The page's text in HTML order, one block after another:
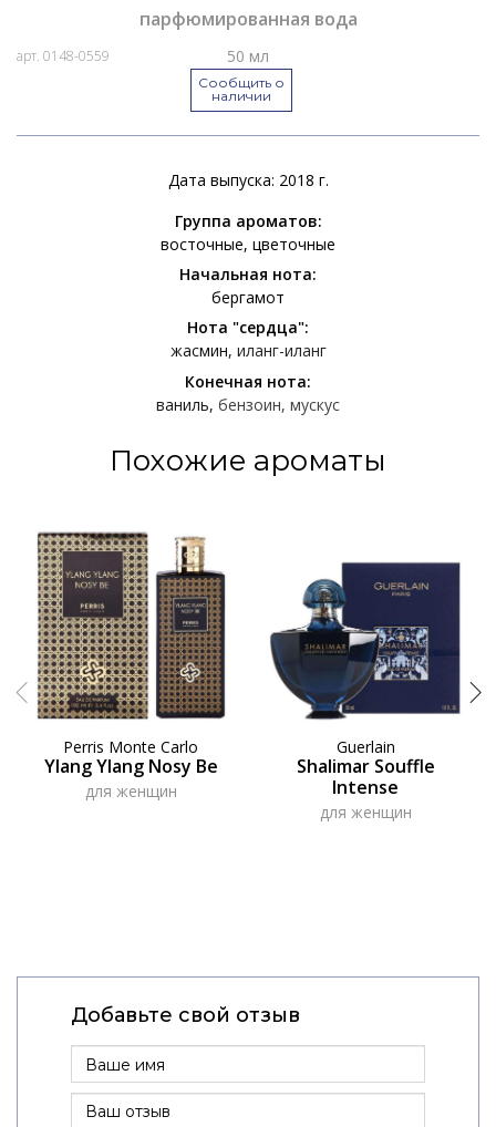
парфюмированная вода
арт. 0148-0559 50 мл
Сообщить о
наличии
Дата выпуска: 2018 г.
Группа ароматов:
восточные цветочные
Начальная нота:
бергамот
Нота "сердца":
жасмин иланг-иланг
Конечная нота:
ваниль бензоин мускус
Похожие ароматы
Perris Monte Carlo
Ylang Ylang Nosy Be
для женщин
Guerlain
Shalimar Souffle
Intense
для женщин
Добавьте свой отзыв